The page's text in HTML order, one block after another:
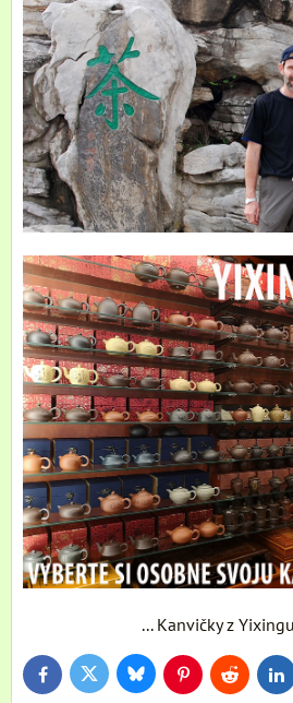
... Kanvičky z
FacebookTwitter BlueskyPinterestReddit